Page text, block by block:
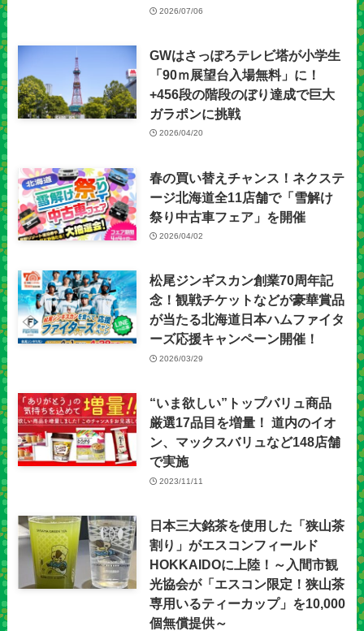
2026/07/06
GWはさっぽろテレビ塔が小学生
「90ｍ展望台入場無料」に！
+456段の階段のぼり達成で巨大
ガラポンに挑戦
2026/04/20
春の買い替えチャンス！ネクステ
ージ北海道全11店舗で「雪解け
祭り中古車フェア」を開催
2026/04/02
松尾ジンギスカン創業70周年記
念！観戦チケットなどが豪華賞品
が当たる北海道日本ハムファイタ
ーズ応援キャンペーン開催！
2026/03/29
“いま欲しい”トップバリュ商品
厳選17品目を増量！ 道内のイオ
ン、マックスバリュなど148店舗
で実施
2023/11/11
日本三大銘茶を使用した「狭山茶
割り」がエスコンフィールド
HOKKAIDOに上陸！～入間市観
光協会が「エスコン限定！狭山茶
専用いるティーカップ」を10,000
個無償提供～